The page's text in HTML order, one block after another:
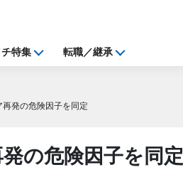
チ特集 転職／継承
発の危険因子を同定
の危険因子を同定